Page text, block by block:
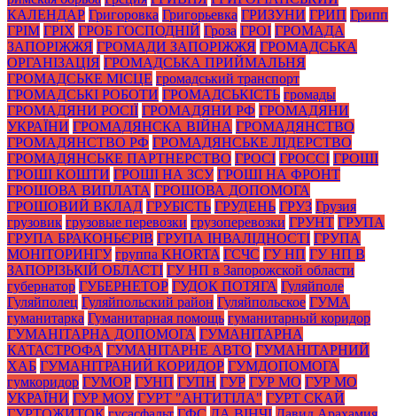
КАЛЕНДАР Григоровка Григорьевка ГРИЗУНИ ГРИП Грипп
ГРІМ ГРІХ ГРОБ ГОСПОДНІЙ Гроза ГРОІ ГРОМАДА
ЗАПОРІЖЖЯ ГРОМАДИ ЗАПОРІЖЖЯ ГРОМАДСЬКА
ОРГАНІЗАЦІЯ ГРОМАДСЬКА ПРИЙМАЛЬНЯ
ГРОМАДСЬКЕ МІСЦЕ громадський транспорт
ГРОМАДСЬКІ РОБОТИ ГРОМАДСЬКІСТЬ громады
ГРОМАДЯНИ РОСІЇ ГРОМАДЯНИ РФ ГРОМАДЯНИ
УКРАЇНИ ГРОМАДЯНСКА ВІЙНА ГРОМАДЯНСТВО
ГРОМАДЯНСТВО РФ ГРОМАДЯНСЬКЕ ЛІДЕРСТВО
ГРОМАДЯНСЬКЕ ПАРТНЕРСТВО ГРОСІ ГРОССІ ГРОШІ
ГРОШІ КОШТИ ГРОШІ НА ЗСУ ГРОШІ НА ФРОНТ
ГРОШОВА ВИПЛАТА ГРОШОВА ДОПОМОГА
ГРОШОВИЙ ВКЛАД ГРУБІСТЬ ГРУДЕНЬ ГРУЗ Грузия
грузовик грузовые перевозки грузоперевозки ГРУНТ ГРУПА
ГРУПА БРАКОНЬЄРІВ ГРУПА ІНВАЛІДНОСТІ ГРУПА
МОНІТОРИНГУ группа KHORTA ГСЧС ГУ НП ГУ НП В
ЗАПОРІЗЬКІЙ ОБЛАСТІ ГУ НП в Запорожской области
губернатор ГУБЕРНЕТОР ГУДОК ПОТЯГА Гуляйполе
Гуляйполец Гуляйпольский район Гуляйпольское ГУМА
гуманитарка Гуманитарная помощь гуманитарный коридор
ГУМАНІТАРНА ДОПОМОГА ГУМАНІТАРНА
КАТАСТРОФА ГУМАНІТАРНЕ АВТО ГУМАНІТАРНИЙ
ХАБ ГУМАНІТРАНИЙ КОРИДОР ГУМДОПОМОГА
гумкоридор ГУМОР ГУНП ГУПН ГУР ГУР МО ГУР МО
УКРАЇНИ ГУР МОУ ГУРТ "АНТИТІЛА" ГУРТ СКАЙ